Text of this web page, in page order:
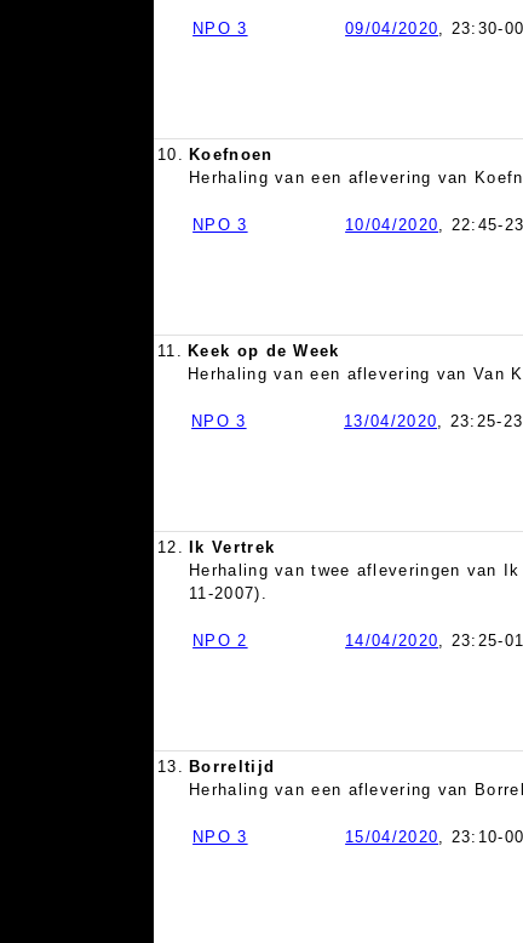
NPO 3 09/04/2020, 23:30-
10. Koefnoen
Herhaling van een aflevering van
NPO 3 10/04/2020, 22:45-
11. Keek op de Week
Herhaling van een aflevering van Van
NPO 3 13/04/2020, 23:25-
12.
Ik Vertrek
Herhaling van twee afleveringen van
11-2007).
NPO 2 14/04/2020, 23:25-
13. Borreltijd
Herhaling van een aflevering van
NPO 3 15/04/2020, 23:10-